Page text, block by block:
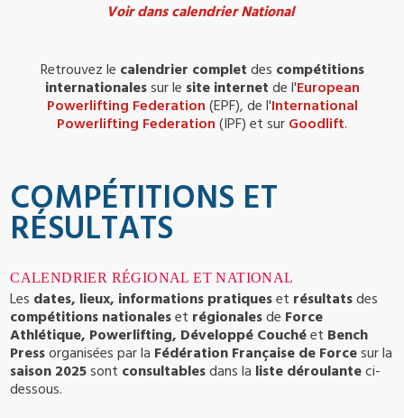
Voir dans calendrier National
Retrouvez le calendrier complet des compétitions
internationalessur le site internet de l'European
Powerlifting Federation (EPF), de l'International
Powerlifting Federation (IPF) et sur Goodlift.
COMPÉTITIONS ET
RÉSULTATS
CALENDRIER RÉGIONAL ET NATIONAL
Les dates, lieux, informations pratiqueset résultatsdes
compétitions nationaleset régionalesde Force
Athlétique, Powerlifting, Développé Couchéet Bench
Pressorganisées par la Fédération Française de Forcesur la
saison 2025sont consultablesdans la liste déroulanteci-
dessous.